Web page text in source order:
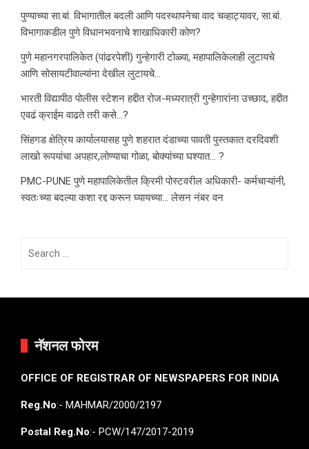
पुण्याच्या सा.बां. विभागातील बदली आणि पदस्थापनेचा वाद चव्हाट्यावर, सा.बां.
विभागाकडील पुणे विधानभवनाचे शाखाधिकारी कोण?
पुणे महानगरपालिकेत (पांढरपेशी) गुन्हेगारी टोळ्या, महापालिकेलाही लुटायचे
आणि सोसायटीवाल्यांना देखील लुटायचे…
भारती विद्यापीठ पोलीस स्टेशन हद्दीत रोज-मध्यरात्री गुन्हेगारांना उच्छाद, हद्दीत
एवढं क्राईम वाढते तरी कसे…?
सिंहगड क्षेत्रिय कार्यालयासह पुणे शहरात दंडाच्या पावती पुस्तकात दरदिवशी
लाखो रूपयांचा अपहार,लोण्याचा गोळा, बोक्यांच्या घश्यात… ?
PMC-PUNE पुणे महापालिकेतील क्रिमी पोस्टवरील अधिकारी- कर्मचाऱ्यांनी,
स्वतःच्या बदल्या कशा रद्द करून घ्यायच्या… लेसन नंबर वन
नॅशनल फोरम
OFFICE OF REGISTRAR OF NEWSPAPERS FOR INDIA
Reg.No:- MAHMAR/2000/2197
Postal Reg.No:- PCW/147/2017-2019